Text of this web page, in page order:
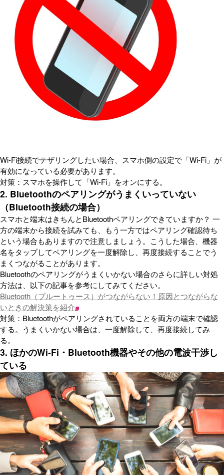
Wi-Fi接続でテザリングしたい場合、スマホ側の設定で「Wi-Fi」が
有効になっている必要があります。
対策：スマホを操作して「Wi-Fi」をオンにする。
2. Bluetoothのペアリングがうまくいっていない
（Bluetooth接続の場合）
スマホと端末はきちんとBluetoothペアリングできていますか？ 一
方の端末から接続を試みても、もう一方ではペアリング確認待ち
という場合もありますので注意しましょう。こうした場合、機器
名をタップしてペアリングを一度解除し、再度接続することでう
まくつながることがあります。
Bluetoothのペアリングがうまくいかない場合のさらに詳しい対処
方法は、以下の記事を参考にしてみてください。
Bluetooth（ブルートゥース）がつながらない！原因とつながらな
いときの解決策を紹介
対策：Bluetoothがペアリングされていることを両方の端末で確認
する。うまくいかない場合は、一度解除して、再度接続してみ
る。
3. ほかのWi-Fi・Bluetooth機器やその他の電波干渉し
ている